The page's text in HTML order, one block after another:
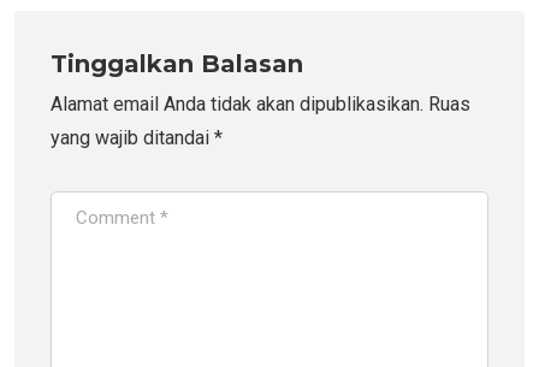
Tinggalkan Balasan
Alamat email Anda tidak akan dipublikasikan. Ruas
yang wajib ditandai *